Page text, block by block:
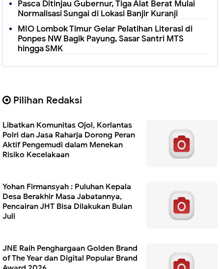
Pasca Ditinjau Gubernur, Tiga Alat Berat Mulai
Normalisasi Sungai di Lokasi Banjir Kuranji
MIO Lombok Timur Gelar Pelatihan Literasi di
Ponpes NW Bagik Payung, Sasar Santri MTS
hingga SMK
Pilihan Redaksi
Libatkan Komunitas Ojol, Korlantas
Polri dan Jasa Raharja Dorong Peran
Aktif Pengemudi dalam Menekan
Risiko Kecelakaan
Yohan Firmansyah : Puluhan Kepala
Desa Berakhir Masa Jabatannya,
Pencairan JHT Bisa Dilakukan Bulan
Juli
JNE Raih Penghargaan Golden Brand
of The Year dan Digital Popular Brand